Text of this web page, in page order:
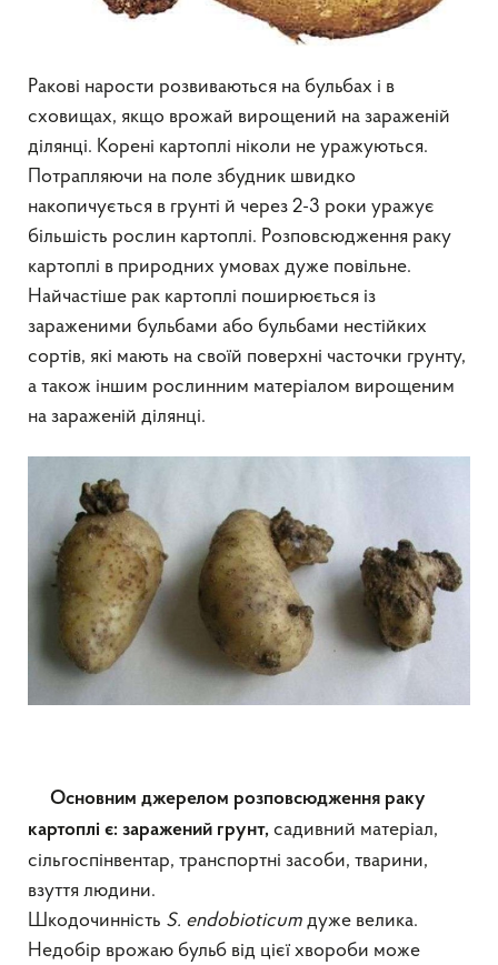
Ракові нарости розвиваються на бульбах і в
сховищах, якщо врожай вирощений на зараженій
ділянці. Корені картоплі ніколи не уражуються.
Потрапляючи на поле збудник швидко
накопичується в грунті й через 2-3 роки уражує
більшість рослин картоплі. Розповсюдження раку
картоплі в природних умовах дуже повільне.
Найчастіше рак картоплі поширюється із
зараженими бульбами або бульбами нестійких
сортів, які мають на своїй поверхні часточки грунту,
а також іншим рослинним матеріалом вирощеним
на зараженій ділянці.
Основним джерелом розповсюдження раку
картоплі є: заражений грунт, садивний матеріал,
сільгоспінвентар, транспортні засоби, тварини,
взуття людини.
Шкодочинність S. endobioticum дуже велика.
Недобір врожаю бульб від цієї хвороби може